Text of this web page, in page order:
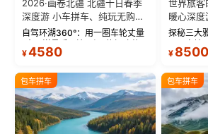
2026·画卷北疆 北疆十日春季
深度游 小车拼车、纯玩无购
物！
自驾环湖360°：用一圈车轮丈量
蓝。 赛湖旅拍：甄选多款风格服
绝美瞬间。 赛湖坦克300跟车视
频：专业摄影师...
¥4580
世界旅客
暖心深度
探秘三大
三大雅丹”
瓦人最大
晨雾与小木
¥ 8500
包车拼车 包车拼车